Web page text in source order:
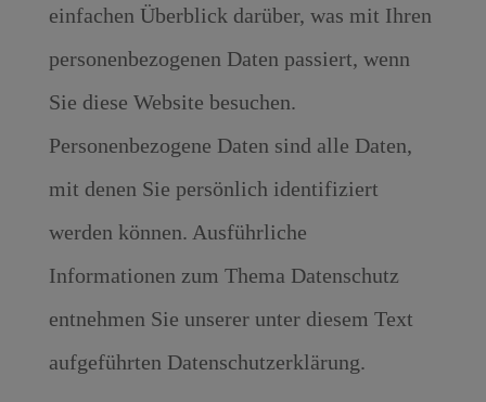
einfachen Überblick darüber, was mit Ihren
personenbezogenen Daten passiert, wenn
Sie diese Website besuchen.
Personenbezogene Daten sind alle Daten,
mit denen Sie persönlich identifiziert
werden können. Ausführliche
Informationen zum Thema Datenschutz
entnehmen Sie unserer unter diesem Text
aufgeführten Datenschutzerklärung.